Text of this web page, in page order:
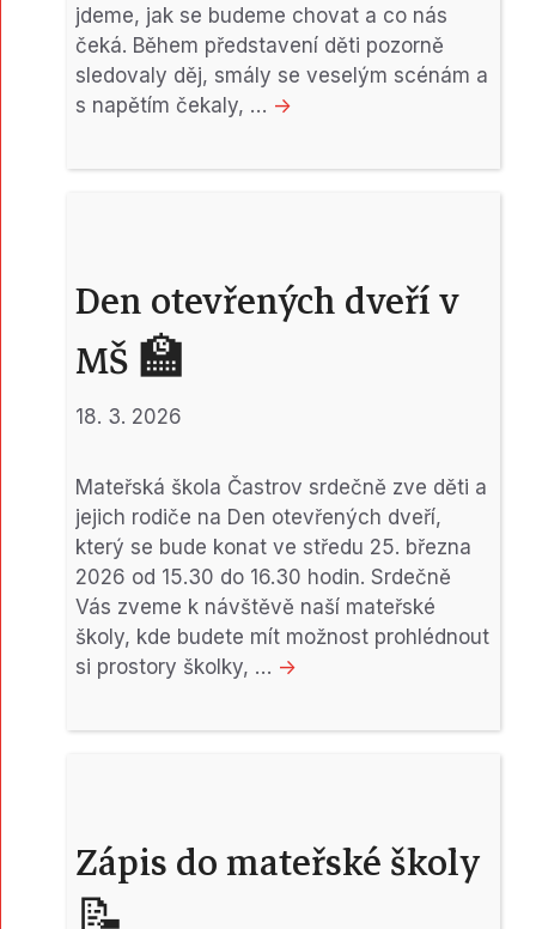
jdeme, jak se budeme chovat a co nás
čeká. Během představení děti pozorně
sledovaly děj, smály se veselým scénám a
s napětím čekaly, … ->
Den otevřených dveří v
MŠ 🏫
18. 3. 2026
Mateřská škola Častrov srdečně zve děti a
jejich rodiče na Den otevřených dveří,
který se bude konat ve středu 25. března
2026 od 15.30 do 16.30 hodin. Srdečně
Vás zveme k návštěvě naší mateřské
školy, kde budete mít možnost prohlédnout
si prostory školky, … ->
Zápis do mateřské školy